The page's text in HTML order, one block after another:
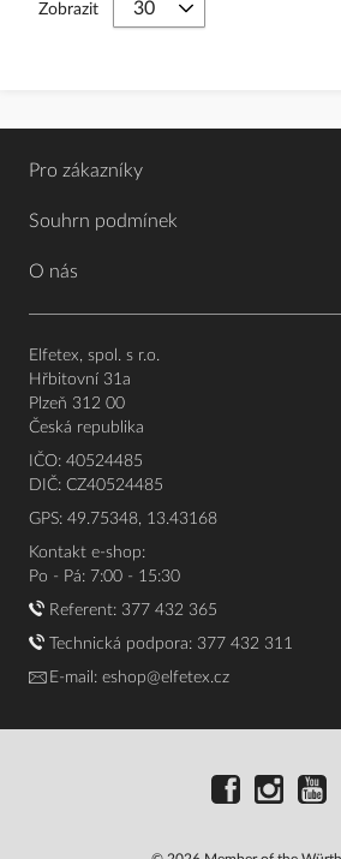
Zobrazit
Pro zákazníky
Souhrn podmínek
O nás
Elfetex, spol. s r.o.
Hřbitovní 31a
Plzeň 312 00
Česká republika
IČO: 40524485
DIČ: CZ40524485
GPS: 49.75348, 13.43168
Kontakt e-shop:
Po - Pá: 7:00 - 15:30
Referent: 377 432 365
Technická podpora: 377 432 311
E-mail: eshop@elfetex.cz